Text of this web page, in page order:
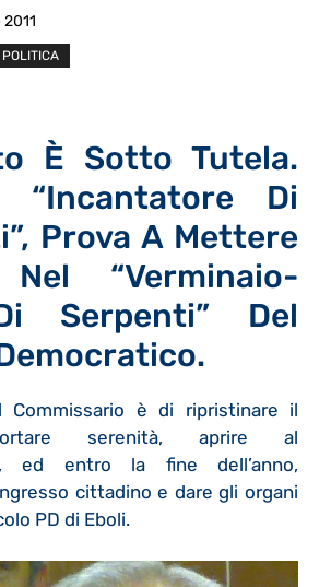
POLITICA
È Sotto Tutela.
“incantatore Di
Prova A Mettere
“verminaio-
Serpenti” Del
Commissario è di ripristinare il
serenità, aprire al
ed entro la fine dell’anno,
cittadino e dare gli organi
PD di Eboli.